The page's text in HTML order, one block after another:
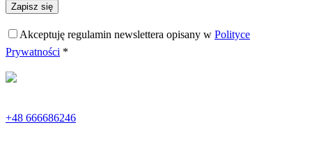
Akceptuję regulamin newslettera opisany w Polityce
Prywatności *
+48 666686246